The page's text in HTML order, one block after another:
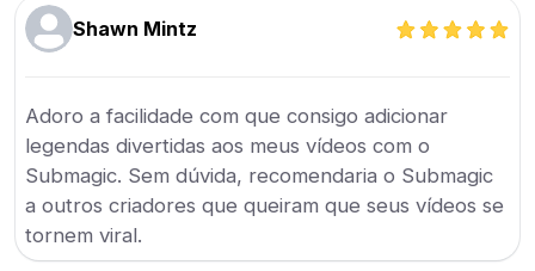
Shawn Mintz
Adoro a facilidade com que consigo adicionar
legendas divertidas aos meus vídeos com o
Submagic. Sem dúvida, recomendaria o Submagic
a outros criadores que queiram que seus vídeos se
tornem viral.